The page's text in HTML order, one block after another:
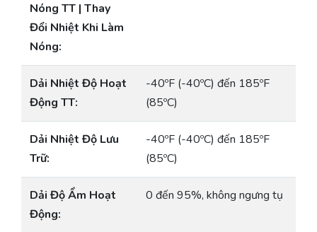
Nóng TT | Thay
Đổi Nhiệt Khi Làm
Nóng:
Dải Nhiệt Độ Hoạt
Động TT:
-40ºF (-40ºC) đến 185ºF
(85ºC)
Dải Nhiệt Độ Lưu
Trữ:
-40ºF (-40ºC) đến 185ºF
(85ºC)
Dải Độ Ẩm Hoạt
Động:
0 đến 95%, không ngưng tụ